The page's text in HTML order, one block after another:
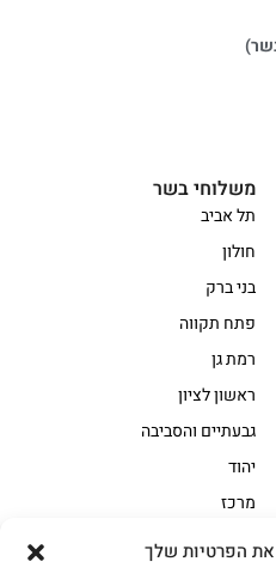
את הפרטיות שלך
משלוחי בשר
תל אביב
חולון
בני ברק
פתח תקווה
רמת גן
ראשון לציון
גבעתיים והסביבה
יהוד
מרכז